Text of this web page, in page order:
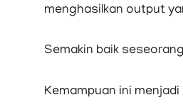
menghasilkan output
Semakin baik
Kemampuan ini